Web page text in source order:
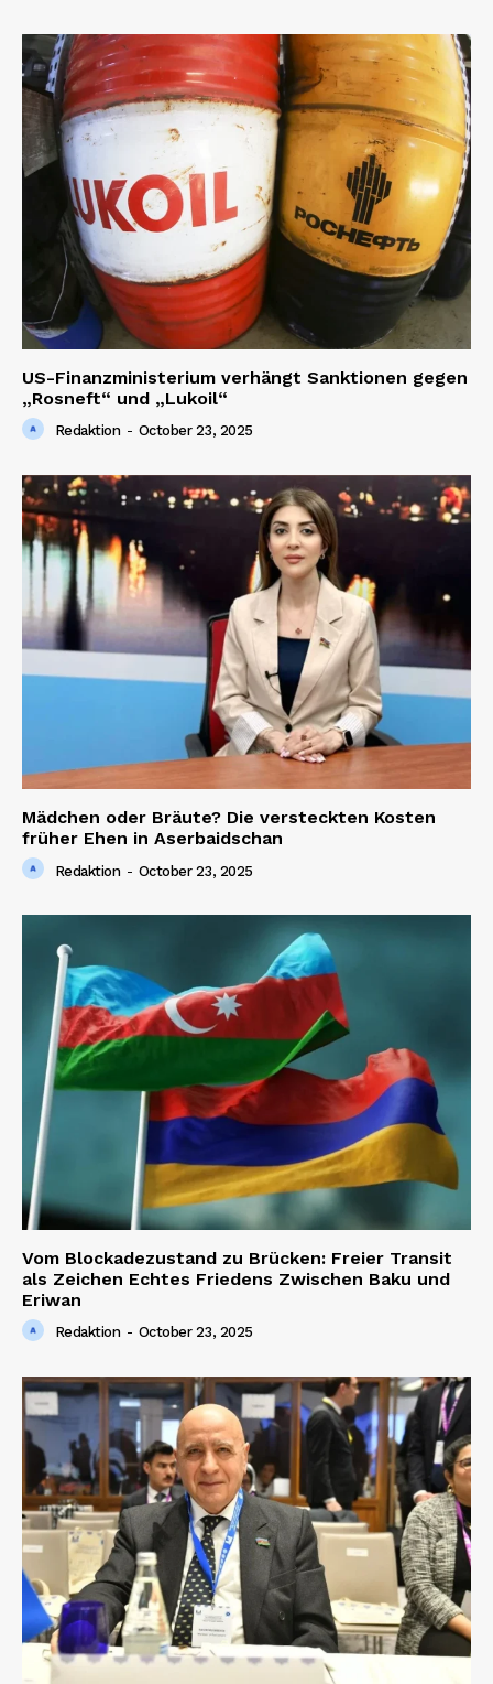
US-Finanzministerium verhängt Sanktionen gegen
„Rosneft“ und „Lukoil“
Redaktion - October 23, 2025
Mädchen oder Bräute? Die versteckten Kosten
früher Ehen in Aserbaidschan
Redaktion - October 23, 2025
Vom Blockadezustand zu Brücken: Freier Transit
als Zeichen Echtes Friedens Zwischen Baku und
Eriwan
Redaktion - October 23, 2025